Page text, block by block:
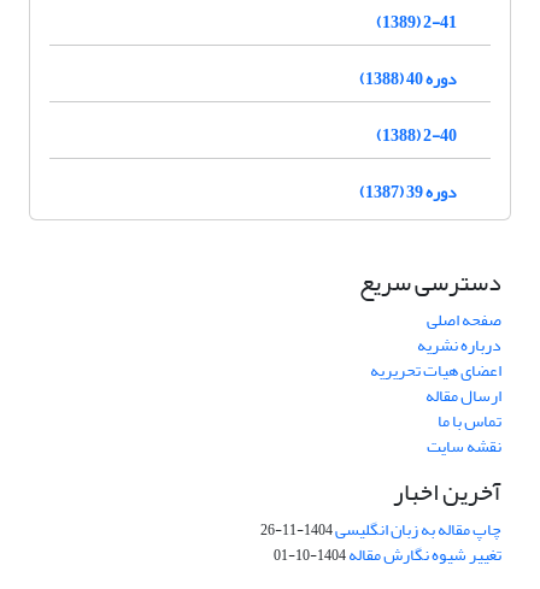
2-41 (1389)
دوره 40 (1388)
2-40 (1388)
دوره 39 (1387)
دسترسی سریع
صفحه اصلی
درباره نشریه
اعضای هیات تحریریه
ارسال مقاله
تماس با ما
نقشه سایت
آخرین اخبار
چاپ مقاله به زبان انگلیسی1404-11-26
تغییر شیوه نگارش مقاله1404-10-01